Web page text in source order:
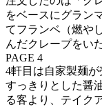
をベースにグラン
てフランベ（燃や
んだクレープをい
PAGE 4
4軒目は自家製麺
すっきりとした醤
る客より、テイク